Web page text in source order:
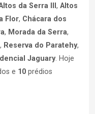
da Serra III , Altos
Flor, Chácara dos
, Morada da Serra,
, Reserva do Paratehy,
Jaguary. Hoje
e 10 prédios